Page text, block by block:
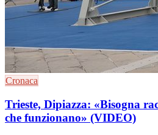
Cronaca
Trieste, Dipiazza: «Bisogna
che funzionano» (VIDEO)